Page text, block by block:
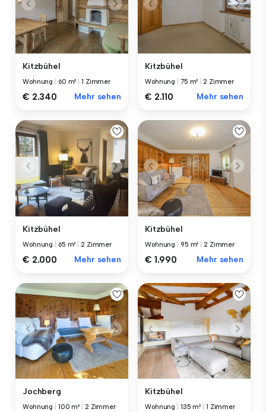
Kitzbühel
Wohnung 60 m² |1 Zimmer
€ 2.340 Mehr sehen
Kitzbühel
Wohnung 75 m² |2 Zimmer
€ 2.110 Mehr sehen
Kitzbühel
Wohnung 65 m² |2 Zimmer
€ 2.000 Mehr sehen
Kitzbühel
Wohnung 95 m² |2 Zimmer
€ 1.990 Mehr sehen
Jochberg
Wohnung 100 m² 2 Zimmer
Kitzbühel
Wohnung 135 m² 1 Zimmer